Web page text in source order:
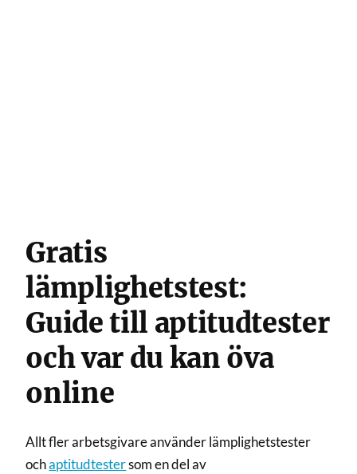
Gratis
lämplighetstest:
Guide till aptitudtester
och var du kan öva
online
Allt fler arbetsgivare använder lämplighetstester
ochaptitudtestersom en del av